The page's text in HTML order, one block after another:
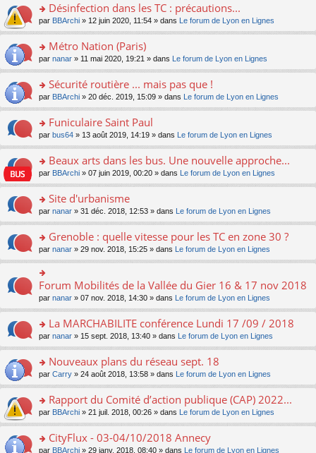
e
nt
u
s
ré
e
nt
lu
le
pl
u
s
e
nt
g
e
n
o
lu
pl
u
s
c
e
nt
e
s
a
g
e
n
n
lu
le
pl
u
c
e
nt
ult
er
le
m
e
a
g
e
n
n
le
pl
u
ré
c
e
nt
o
n
ult
er
le
m
e
a
g
e
n
n
le
pl
u
ré
c
e
nt
Désinfection dans les TC : précautions...
par BBArchi » 12 juin 2020, 11:54 » dans Le forum de Lyon en Lignes
o
n
ult
er
le
m
e
a
g
e
n
n
le
pl
u
s
ré
c
e
nt
Métro Nation (Paris)
par nanar » 11 mai 2020, 19:21 » dans Le forum de Lyon en Lignes
o
n
ult
er
le
m
e
a
g
e
n
n
le
pl
u
s
c
e
nt
Sécurité routière ... mais pas que !
par BBArchi » 20 déc. 2019, 15:09 » dans Le forum de Lyon en Lignes
o
n
ult
er
le
m
e
a
g
e
n
o
lu
pl
u
s
c
e
nt
Funiculaire Saint Paul
par bus64 » 13 août 2019, 14:19 » dans Le forum de Lyon en Lignes
o
n
ult
er
le
m
e
s
g
e
n
o
lu
pl
u
s
c
e
nt
Beaux arts dans les bus. Une nouvelle approche...
par BBArchi » 07 juin 2019, 00:20 » dans Le forum de Lyon en Lignes
o
n
ult
er
le
m
e
s
g
e
n
o
lu
pl
u
s
c
Site d'urbanisme
par nanar » 31 déc. 2018, 12:53 » dans Le forum de Lyon en Lignes
o
n
s
ult
er
le
m
e
s
g
e
n
o
lu
pl
u
Grenoble : quelle vitesse pour les TC en zone 30 ?
par nanar » 29 nov. 2018, 15:25 » dans Le forum de Lyon en Lignes
o
n
er
le
m
e
s
a
g
e
n
n
Forum Mobilités de la Vallée du Gier 16 & 17 nov 2018
par nanar » 07 nov. 2018, 14:30 » dans Le forum de Lyon en Lignes
o
n
ult
er
le
m
e
a
La MARCHABILITE conférence Lundi 17 /09 / 2018
par nanar » 15 sept. 2018, 13:40 » dans Le forum de Lyon en Lignes
o
n
ult
er
le
m
e
Nouveaux plans du réseau sept. 18
par Carry » 24 août 2018, 13:58 » dans Le forum de Lyon en Lignes
o
n
ult
Rapport du Comité d’action publique (CAP) 2022...
par BBArchi » 21 juil. 2018, 00:26 » dans Le forum de Lyon en Lignes
o
CityFlux - 03-04/10/2018 Annecy
par BBArchi » 29 janv. 2018, 08:40 » dans Le forum de Lyon en Lignes